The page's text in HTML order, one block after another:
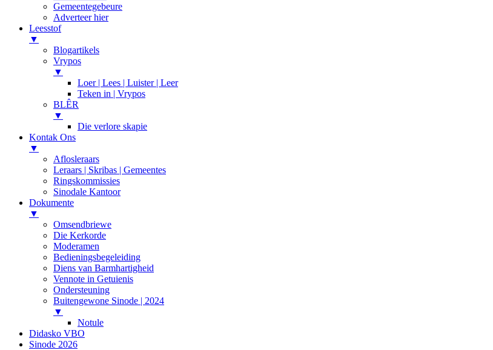
Gemeentegebeure
Adverteer hier
Leesstof
▼
Blogartikels
Vrypos
▼
Loer | Lees | Luister | Leer
Teken in | Vrypos
BLÊR
▼
Die verlore skapie
Kontak Ons
▼
Aflosleraars
Leraars | Skribas | Gemeentes
Ringskommissies
Sinodale Kantoor
Dokumente
▼
Omsendbriewe
Die Kerkorde
Moderamen
Bedieningsbegeleiding
Diens van Barmhartigheid
Vennote in Getuienis
Ondersteuning
Buitengewone Sinode | 2024
▼
Notule
Didasko VBO
Sinode 2026